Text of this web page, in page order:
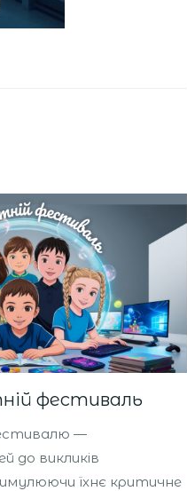
фестиваль
—
до викликів
їхнє критичне